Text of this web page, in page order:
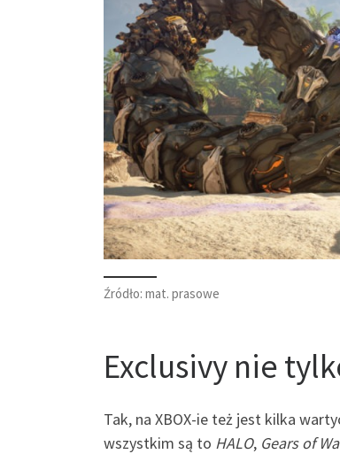
Źródło: mat. prasowe
Exclusivy nie
Tak, na XBOX-ie też jest kilka
wszystkim są to HALO, Gears of